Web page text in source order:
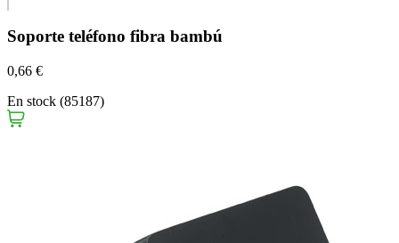
Soporte teléfono fibra bambú
0,66 €
En stock (85187)